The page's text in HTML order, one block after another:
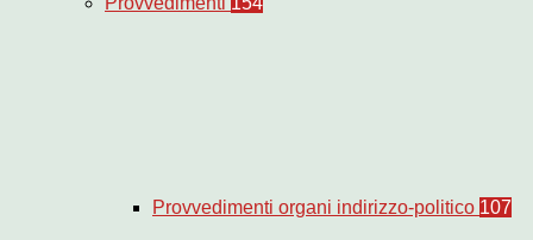
Provvedimenti organi indirizzo-politico 107